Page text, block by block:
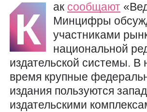
К ак сообщают
Минцифры
участниками
национальной
издательской системы. В
время крупные
издания пользуются
издательскими